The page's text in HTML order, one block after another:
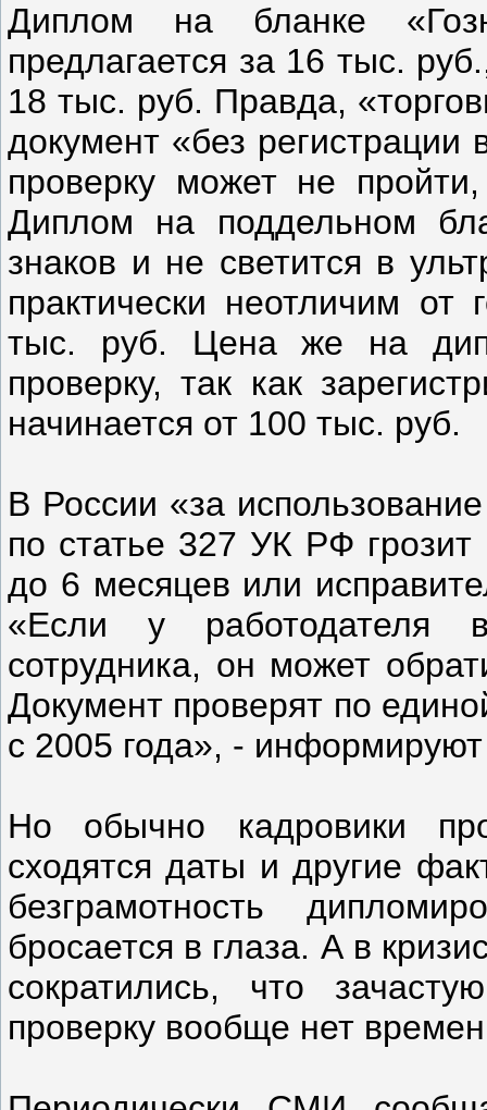
Диплом на бланке
предлагается за 16 тыс.
18 тыс. руб. Правда,
документ «без
проверку может не
Диплом на поддельном
знаков и не светится в
практически неотличим от
тыс. руб. Цена же на
проверку, так как
начинается от 100 тыс. руб.
В России «за
по статье 327 УК РФ
до 6 месяцев или
«Если у работодателя
сотрудника, он может
Документ проверят по
с 2005 года», -
Но обычно кадровики
сходятся даты и другие
безграмотность
бросается в глаза. А в
сократились, что
проверку вообще нет